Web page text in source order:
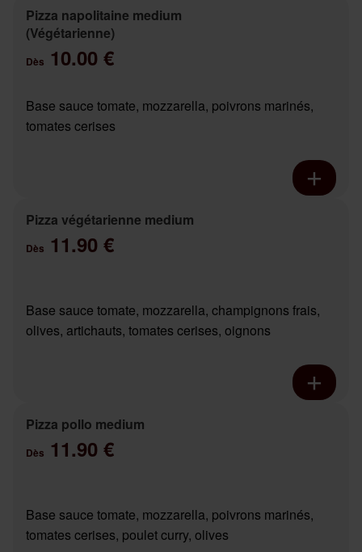
Pizza napolitaine medium
(Végétarienne)
Dès 10.00 €
Base sauce tomate, mozzarella, poivrons marinés,
tomates cerises
Pizza végétarienne medium
Dès 11.90 €
Base sauce tomate, mozzarella, champignons frais,
olives, artichauts, tomates cerises, oignons
Pizza pollo medium
Dès 11.90 €
Base sauce tomate, mozzarella, poivrons marinés,
tomates cerises, poulet curry, olives